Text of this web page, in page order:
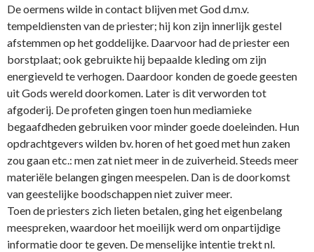
De oermens wilde in contact blijven met God d.m.v.
tempeldiensten van de priester; hij kon zijn innerlijk gestel
afstemmen op het goddelijke. Daarvoor had de priester een
borstplaat; ook gebruikte hij bepaalde kleding om zijn
energieveld te verhogen. Daardoor konden de goede geesten
uit Gods wereld doorkomen. Later is dit verworden tot
afgoderij. De profeten gingen toen hun mediamieke
begaafdheden gebruiken voor minder goede doeleinden. Hun
opdrachtgevers wilden bv. horen of het goed met hun zaken
zou gaan etc.: men zat niet meer in de zuiverheid. Steeds meer
materiële belangen gingen meespelen. Dan is de doorkomst
van geestelijke boodschappen niet zuiver meer.
Toen de priesters zich lieten betalen, ging het eigenbelang
meespreken, waardoor het moeilijk werd om o­npartijdige
informatie door te geven. De menselijke intentie trekt nl.